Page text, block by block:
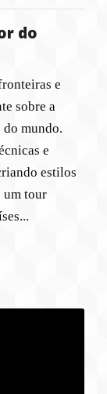
do
e
sobre a
do mundo.
e
estilos
um tour